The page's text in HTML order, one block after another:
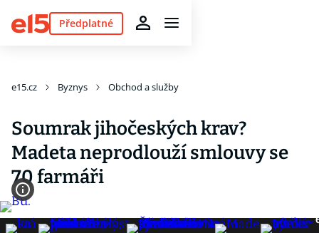
Předplatné
e15.cz Byznys Obchod a služby
Soumrak jihočeských krav?
Madeta neprodlouží smlouvy se
70 farmáři